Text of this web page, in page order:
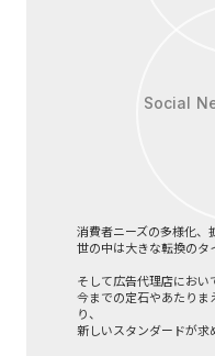
Social
消費者ニーズの多様化、
世の中は大きな転換のタ
そして広告代理店におい
今までの定石やあたりま
り、
新しいスタンダードが求